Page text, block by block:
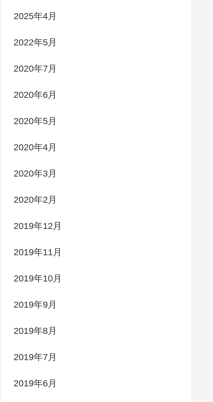
2025年4月
2022年5月
2020年7月
2020年6月
2020年5月
2020年4月
2020年3月
2020年2月
2019年12月
2019年11月
2019年10月
2019年9月
2019年8月
2019年7月
2019年6月